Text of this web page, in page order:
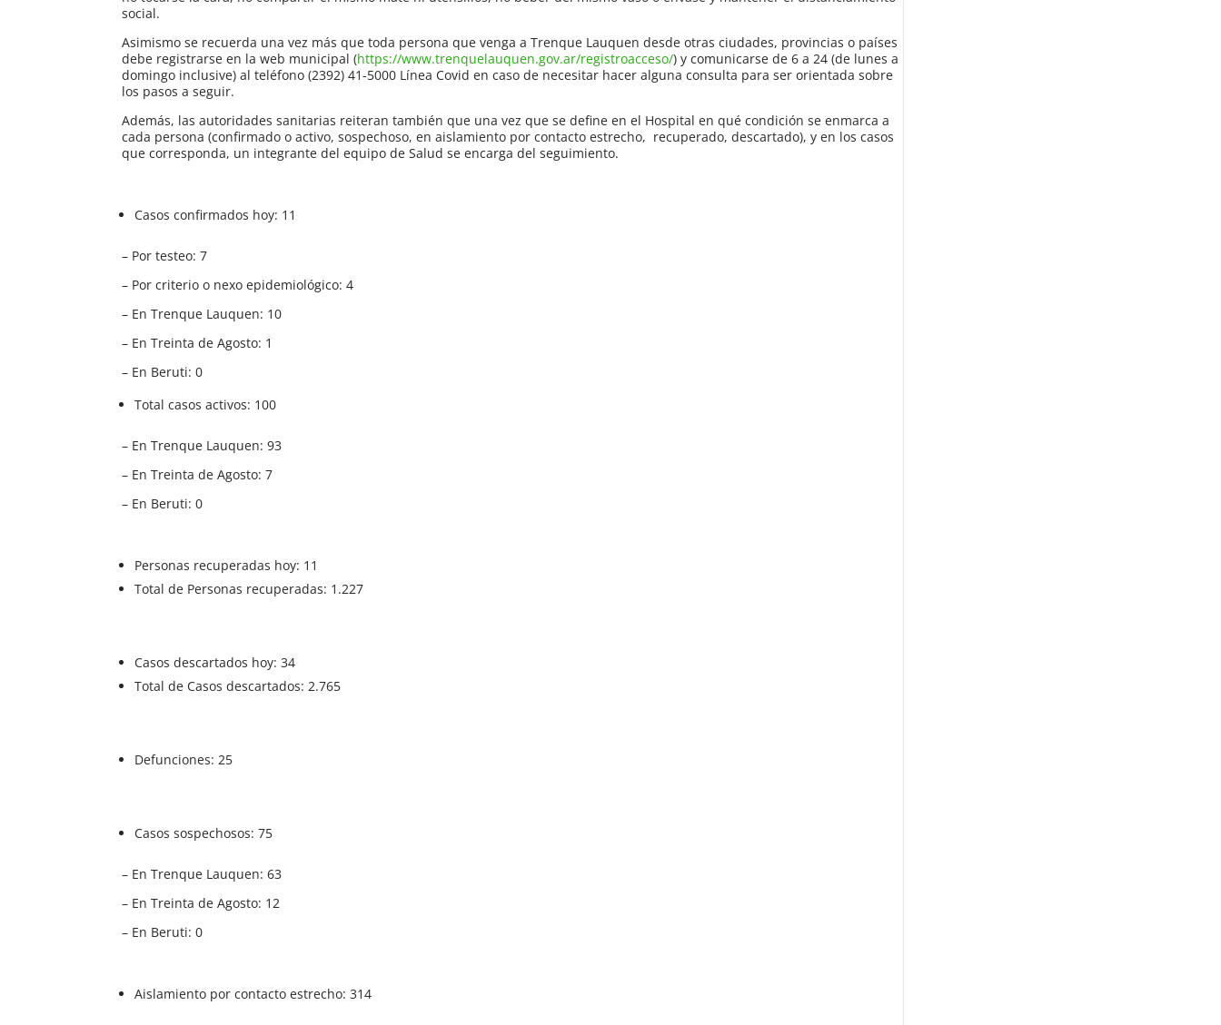
social.
Asimismo se recuerda una vez más que toda persona que venga a Trenque Lauquen desde otras ciudades, provincias o países
debe registrarse en la web municipal (https://www.trenquelauquen.gov.ar/registroacceso/) y comunicarse de 6 a 24 (de lunes a
domingo inclusive) al teléfono (2392) 41-5000 Línea Covid en caso de necesitar hacer alguna consulta para ser orientada sobre
los pasos a seguir.
Además, las autoridades sanitarias reiteran también que una vez que se define en el Hospital en qué condición se enmarca a
cada persona (confirmado o activo, sospechoso, en aislamiento por contacto estrecho, recuperado, descartado), y en los casos
que corresponda, un integrante del equipo de Salud se encarga del seguimiento.
Casos confirmados hoy: 11
– Por testeo: 7
– Por criterio o nexo epidemiológico: 4
– En Trenque Lauquen: 10
– En Treinta de Agosto: 1
– En Beruti: 0
Total casos activos: 100
– En Trenque Lauquen: 93
– En Treinta de Agosto: 7
– En Beruti: 0
Personas recuperadas hoy: 11
Total de Personas recuperadas: 1.227
Casos descartados hoy: 34
Total de Casos descartados: 2.765
Defunciones: 25
Casos sospechosos: 75
– En Trenque Lauquen: 63
– En Treinta de Agosto: 12
– En Beruti: 0
Aislamiento por contacto estrecho: 314